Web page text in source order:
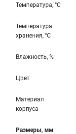
Температура, °С
Температура
хранения, °С
Влажность, %
Цвет
Материал
корпуса
Размеры, мм